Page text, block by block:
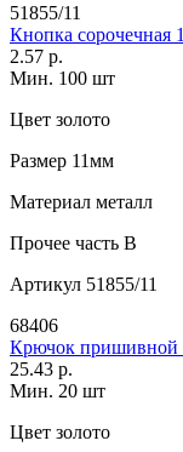
51855/11
Кнопка сорочечная
2.57 р.
Мин. 100 шт
Цвет золото
Размер 11мм
Материал металл
Прочее часть B
Артикул 51855/11
68406
Крючок пришивной
25.43 р.
Мин. 20 шт
Цвет золото